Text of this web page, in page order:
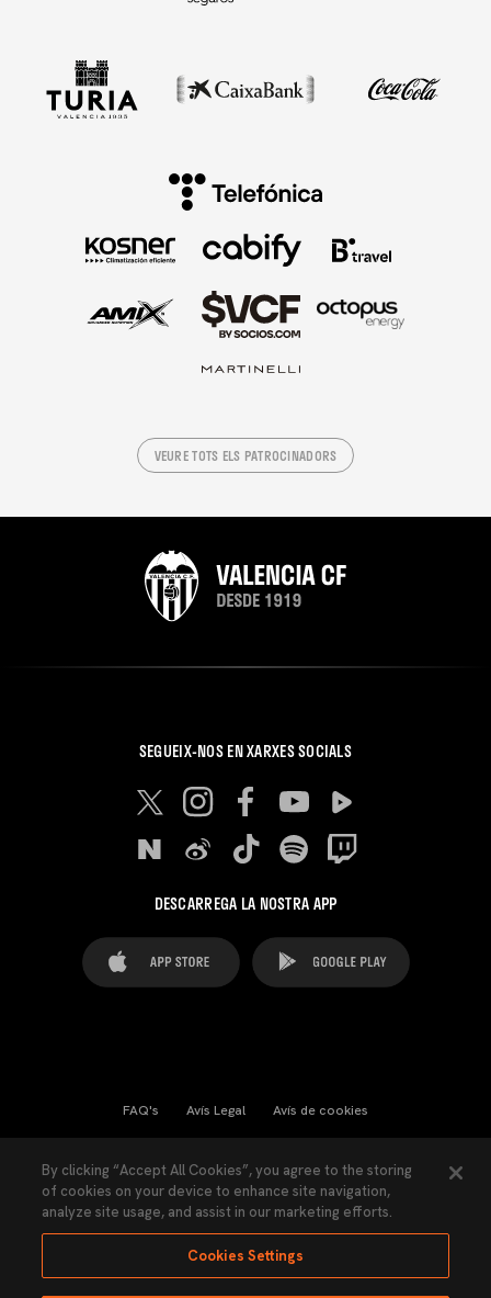
VEURE TOTS ELS PATROCINADORS
SEGUEIX-NOS EN XARXES SOCIALS
DESCARREGA LA NOSTRA APP
FAQ's Avís Legal Avís de cookies
Llei de Transparència Política de Privacitat
Accessibilitat
By clicking “Accept All Cookies”, you agree to the storing
of cookies on your device to enhance site navigation,
analyze site usage, and assist in our marketing efforts.
Cookies Settings